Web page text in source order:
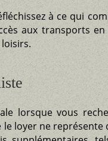
à ce qui
aux transports
lorsque vous
le loyer ne